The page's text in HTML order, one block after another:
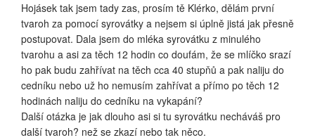
Hojásek tak jsem tady zas, prosím tě Klérko, dělám první
tvaroh za pomocí syrovátky a nejsem si úplně jistá jak přesně
postupovat. Dala jsem do mléka syrovátku z minulého
tvarohu a asi za těch 12 hodin co doufám, že se mlíčko srazí
ho pak budu zahřívat na těch cca 40 stupňů a pak naliju do
cedníku nebo už ho nemusím zahřívat a přímo po těch 12
hodinách naliju do cedníku na vykapání?
Další otázka je jak dlouho asi si tu syrovátku necháváš pro
další tvaroh? než se zkazí nebo tak něco.